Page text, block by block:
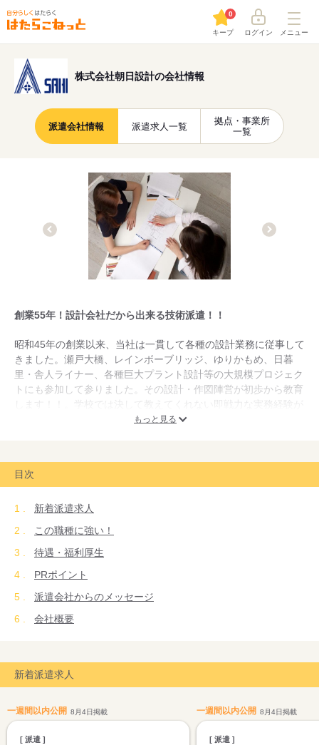
キープ
0
ログイン メニュー
株式会社朝日設計の会社情報
派遣会社情報 派遣求人一覧
拠点・事業所
一覧
創業55年！設計会社だから出来る技術派遣！！
昭和45年の創業以来、当社は一貫して各種の設計業務に従事して
きました。瀬戸大橋、レインボーブリッジ、ゆりかもめ、日暮
里・舎人ライナー、各種巨大プラント設計等の大規模プロジェク
トにも参加して参りました。その設計・作図陣営が初歩から教育
します！！。学校では決して教えてくれない即戦力な実務経験が
身につきますので安心して就業して頂けます。
もっと見る
目次
新着派遣求人
この職種に強い！
待遇・福利厚生
PRポイント
派遣会社からのメッセージ
会社概要
新着派遣求人
一週間以内公開 8月4日掲載
[ 派遣 ]
一週間以内公開 8月4日掲載
[ 派遣 ]